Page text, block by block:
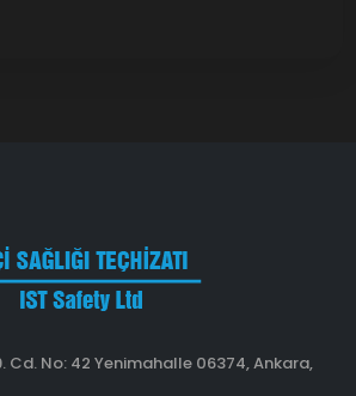
Cd. No: 42 Yenimahalle 06374, Ankara,